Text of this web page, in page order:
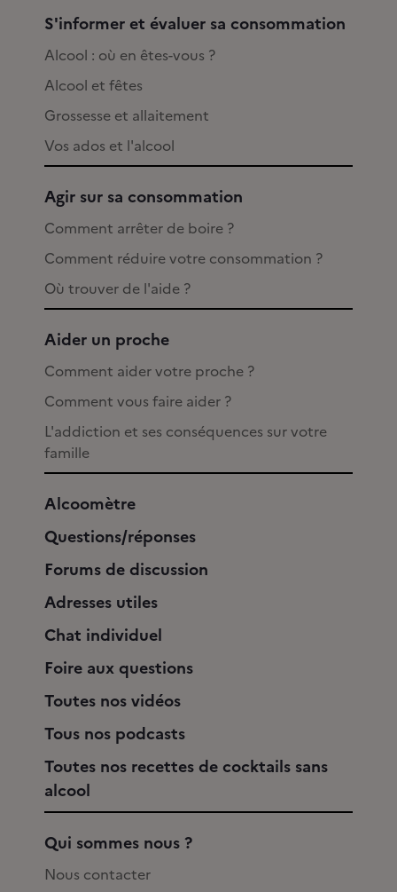
S'informer et évaluer sa consommation
Alcool : où en êtes-vous ?
Alcool et fêtes
Grossesse et allaitement
Vos ados et l'alcool
Agir sur sa consommation
Comment arrêter de boire ?
Comment réduire votre consommation ?
Où trouver de l'aide ?
Aider un proche
Comment aider votre proche ?
Comment vous faire aider ?
L'addiction et ses conséquences sur votre
famille
Alcoomètre
Questions/réponses
Forums de discussion
Adresses utiles
Chat individuel
Foire aux questions
Toutes nos vidéos
Tous nos podcasts
Toutes nos recettes de cocktails sans
alcool
Qui sommes nous ?
Nous contacter